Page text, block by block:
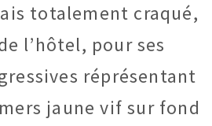
totalement craqué,
l’hôtel, pour ses
réprésentant
jaune vif sur fond